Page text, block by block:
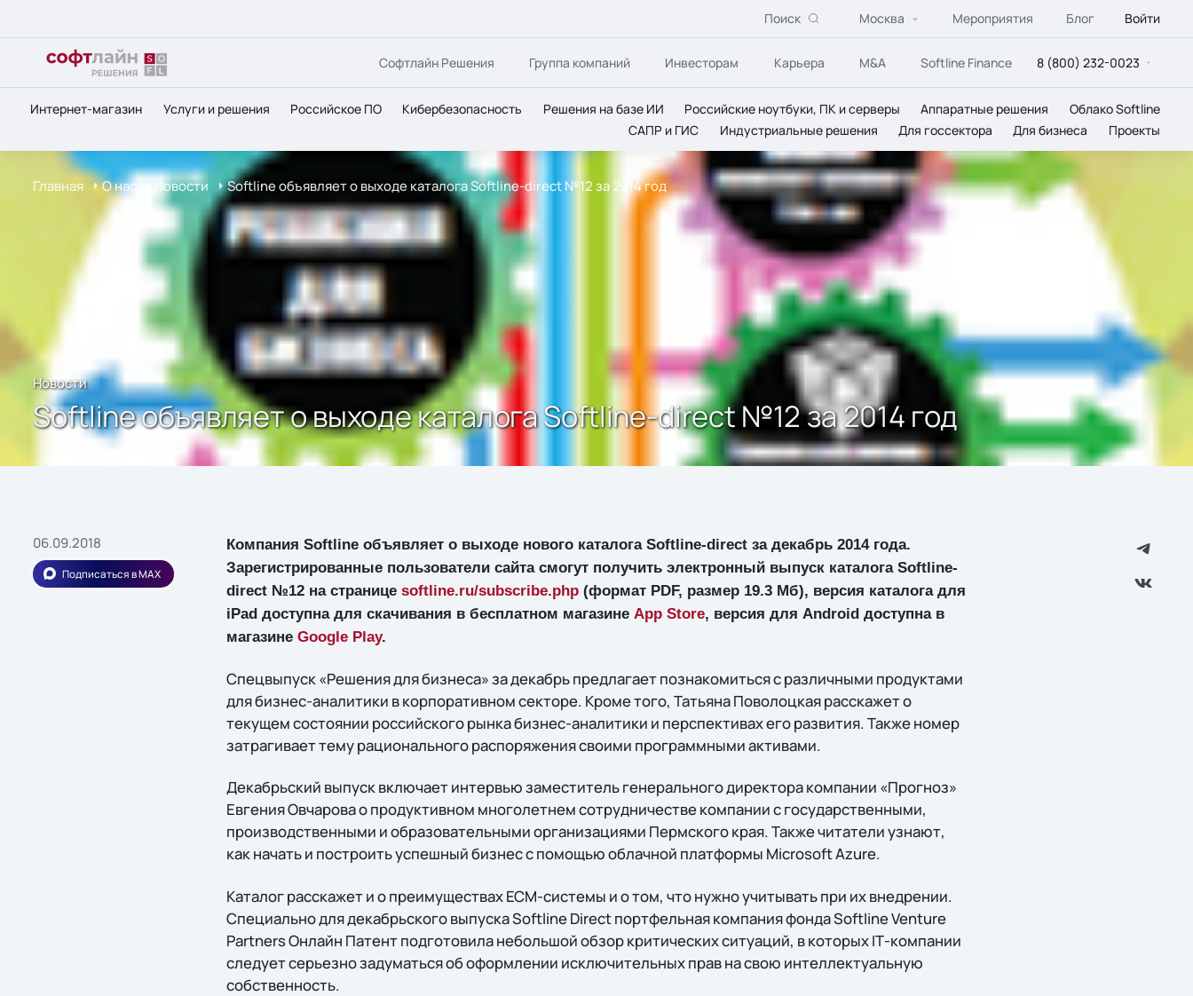
Поиск Москва Мероприятия Блог Войти
Софтлайн Решения Группа компаний Инвесторам Карьера M&A Softline Finance 8 (800) 232-0023
Интернет-магазин Услуги и решения Российское ПО Кибербезопасность Решения на базе ИИ Российские ноутбуки, ПК и серверы Аппаратные решения
Облако Softline
САПР и ГИС
Индустриальные решения Для госсектора Для бизнеса Проекты
Главная О нас Новости Softline объявляет о выходе каталога Softline-direct №12 за 2014 год
Новости
Softline объявляет о выходе каталога Softline-direct №12 за 2014 год
06.09.2018
Подписаться в MAX
Компания Softline объявляет о выходе нового каталога Softline-direct за декабрь 2014 года.
Зарегистрированные пользователи сайта смогут получить электронный выпуск каталога Softline-
direct №12 на странице softline.ru/subscribe.php(формат PDF, размер 19.3 Мб), версия каталога для
iPad доступна для скачивания в бесплатном магазине App Store, версия для Android доступна в
магазине Google Play.
Спецвыпуск «Решения для бизнеса» за декабрь предлагает познакомиться с различными продуктами
для бизнес-аналитики в корпоративном секторе. Кроме того, Татьяна Поволоцкая расскажет о
текущем состоянии российского рынка бизнес-аналитики и перспективах его развития. Также номер
затрагивает тему рационального распоряжения своими программными активами.
Декабрьский выпуск включает интервью заместитель генерального директора компании «Прогноз»
Евгения Овчарова о продуктивном многолетнем сотрудничестве компании с государственными,
производственными и образовательными организациями Пермского края. Также читатели узнают,
как начать и построить успешный бизнес с помощью облачной платформы Microsoft Azure.
Каталог расскажет и о преимуществах ЕСМ-системы и о том, что нужно учитывать при их внедрении.
Специально для декабрьского выпуска Softline Direct портфельная компания фонда Softline Venture
Partners Онлайн Патент подготовила небольшой обзор критических ситуаций, в которых IТ-компании
следует серьезно задуматься об оформлении исключительных прав на свою интеллектуальную
собственность.